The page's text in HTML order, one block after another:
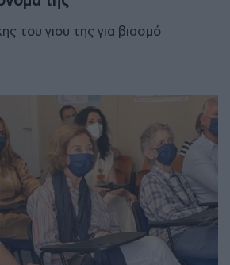
του γιου της για βιασμό